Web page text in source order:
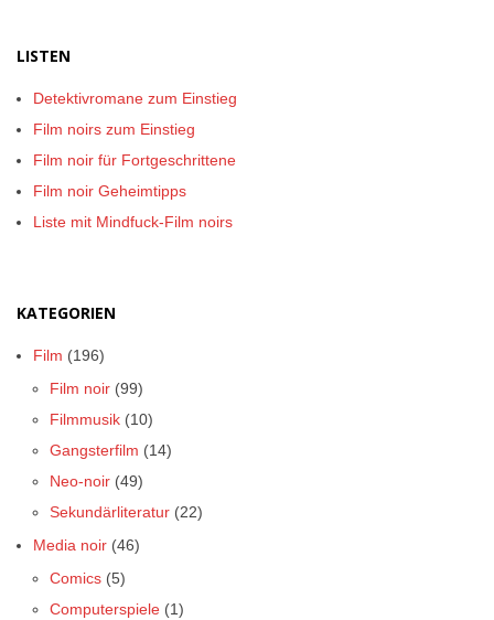
LISTEN
Detektivromane zum Einstieg
Film noirs zum Einstieg
Film noir für Fortgeschrittene
Film noir Geheimtipps
Liste mit Mindfuck-Film noirs
KATEGORIEN
Film (196)
Film noir (99)
Filmmusik (10)
Gangsterfilm (14)
Neo-noir (49)
Sekundärliteratur (22)
Media noir (46)
Comics (5)
Computerspiele (1)